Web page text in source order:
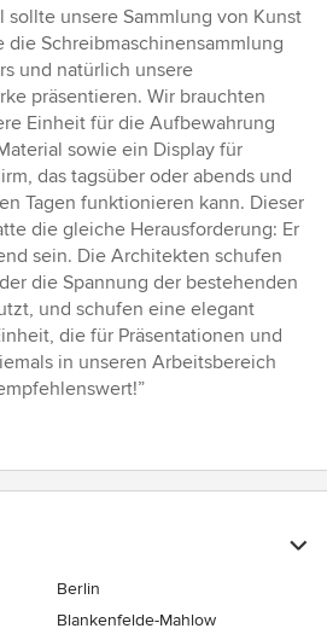
sollte unsere Sammlung von Kunst
die Schreibmaschinensammlung
und natürlich unsere
präsentieren. Wir brauchten
Einheit für die Aufbewahrung
sowie ein Display für
das tagsüber oder abends und
Tagen funktionieren kann. Dieser
die gleiche Herausforderung: Er
sein. Die Architekten schufen
die Spannung der bestehenden
und schufen eine elegant
die für Präsentationen und
in unseren Arbeitsbereich
Berlin
Blankenfelde-Mahlow